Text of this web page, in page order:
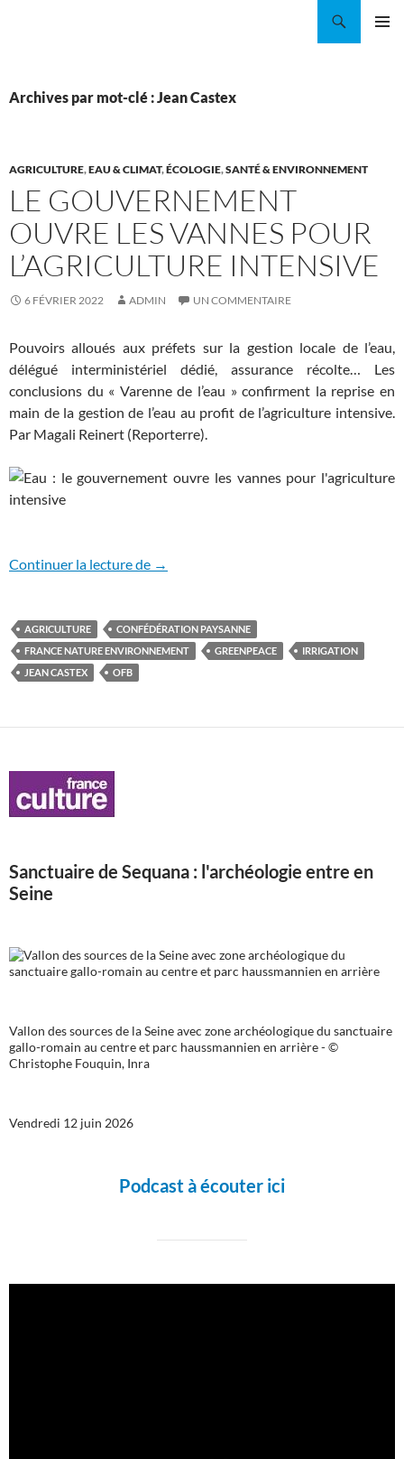
Archives par mot-clé : Jean Castex
AGRICULTURE,EAU & CLIMAT,ÉCOLOGIE,SANTÉ & ENVIRONNEMENT
LE GOUVERNEMENT
OUVRE LES VANNES POUR
L’AGRICULTURE INTENSIVE
6 FÉVRIER 2022 ADMIN UN COMMENTAIRE
Pouvoirs alloués aux préfets sur la gestion locale de l’eau,
délégué interministériel dédié, assurance récolte… Les
conclusions du « Varenne de l’eau » confirment la reprise en
main de la gestion de l’eau au profit de l’agriculture intensive.
Par Magali Reinert (Reporterre).
Continuer la lecture de Le gouvernement ouvre les vannes
→
AGRICULTURE
CONFÉDÉRATION PAYSANNE
FRANCE NATURE ENVIRONNEMENT
GREENPEACE
IRRIGATION
JEAN CASTEX
OFB
Sanctuaire de Sequana : l'archéologie entre en
Seine
Vallon des sources de la Seine avec zone archéologique du sanctuaire
gallo-romain au centre et parc haussmannien en arrière - ©
Christophe Fouquin, Inra
Vendredi 12 juin 2026
Podcast à écouter ici